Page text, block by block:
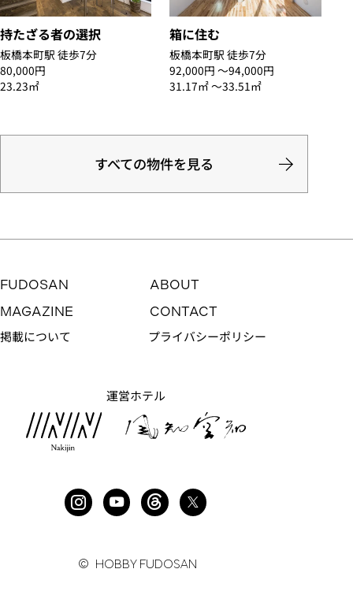
持たざる者の選択
板橋本町駅 徒歩7分
80,000円
23.23㎡
箱に住む
板橋本町駅 徒歩7分
92,000円 〜94,000円
31.17㎡ 〜33.51㎡
すべての物件を見る
FUDOSAN
ABOUT
MAGAZINE
CONTACT
掲載について プライバシーポリシー
運営ホテル
© HOBBY FUDOSAN